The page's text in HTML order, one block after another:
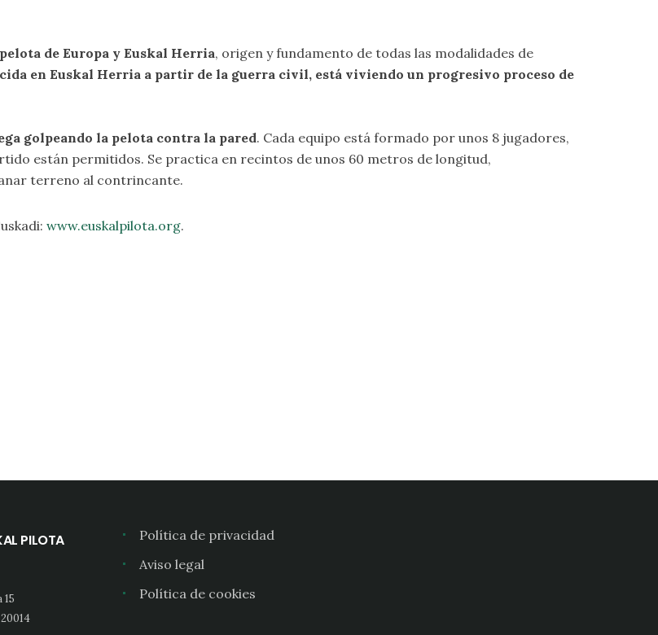
de Europa y Euskal Herria, origen y fundamento de todas las modalidades de
en Euskal Herria a partir de la guerra civil, está viviendo un progresivo proceso de
golpeando la pelota contra la pared. Cada equipo está formado por unos 8 jugadores,
están permitidos. Se practica en recintos de unos 60 metros de longitud,
terreno al contrincante.
www.euskalpilota.org.
PILOTA
Política de privacidad
Aviso legal
Política de cookies